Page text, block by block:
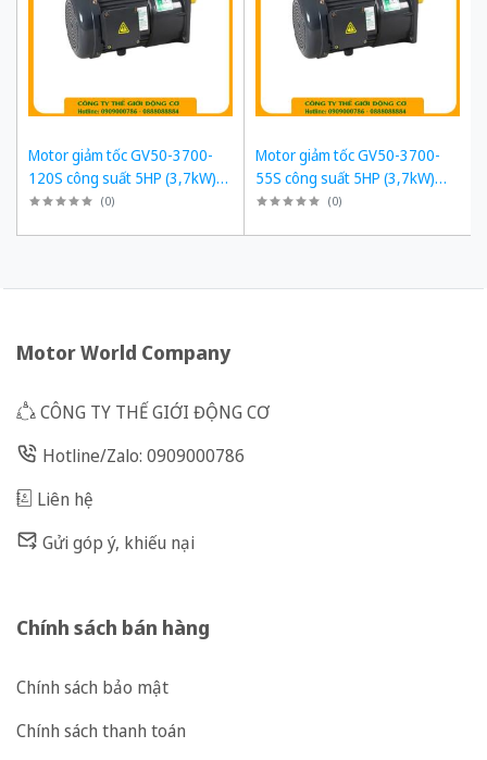
Motor giảm tốc GV50-3700-
120S công suất 5HP (3,7kW)
1/120 kiểu lắp Mặt bích
(0)
Motor giảm tốc GV50-3700-
55S công suất 5HP (3,7kW)
1/55 kiểu lắp Mặt bích
(0)
Motor World Company
CÔNG TY THẾ GIỚI ĐỘNG CƠ
Hotline/Zalo: 0909000786
Liên hệ
Gửi góp ý, khiếu nại
Chính sách bán hàng
Chính sách bảo mật
Chính sách thanh toán